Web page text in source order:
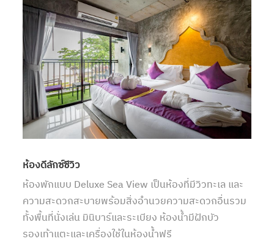
ห้องดีลักซ์ซีวิว
ห้องพักแบบ Deluxe Sea View เป็นห้องที่มีวิวทะเล และ
ความสะดวกสะบายพร้อมสิ่งอำนวยความสะดวกอื่นรวม
ทั้งพื้นที่นั่งเล่น มินิบาร์และระเบียง ห้องน้ำมีฝักบัว
รองเท้าแตะและเครื่องใช้ในห้องน้ำฟรี